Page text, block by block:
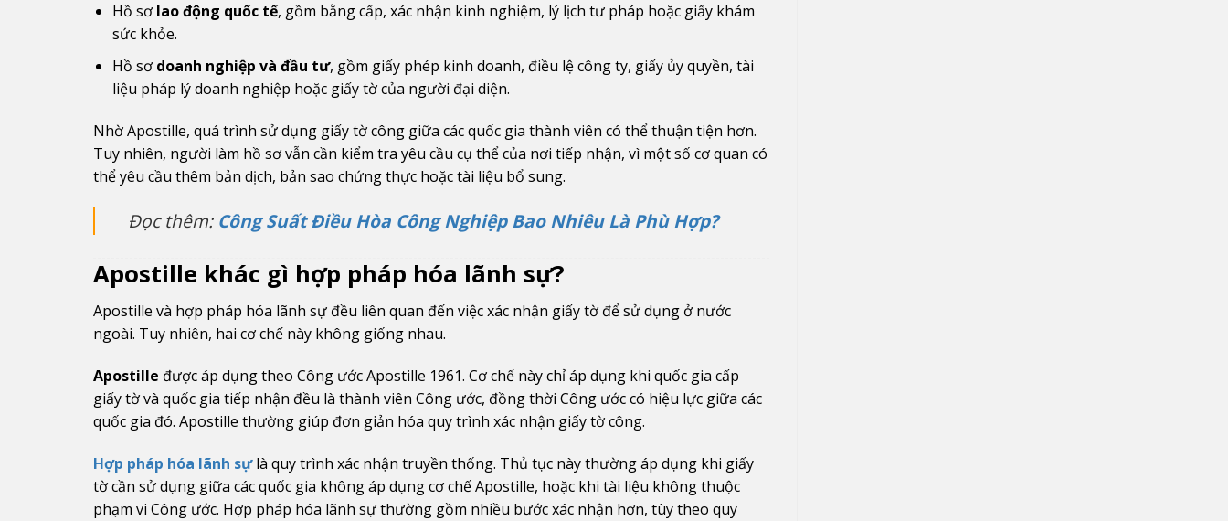
Hồ sơ lao động quốc tế, gồm bằng cấp, xác nhận kinh nghiệm, lý lịch tư pháp hoặc giấy khám
sức khỏe.
Hồ sơ doanh nghiệp và đầu tư, gồm giấy phép kinh doanh, điều lệ công ty, giấy ủy quyền, tài
liệu pháp lý doanh nghiệp hoặc giấy tờ của người đại diện.
Nhờ Apostille, quá trình sử dụng giấy tờ công giữa các quốc gia thành viên có thể thuận tiện hơn.
Tuy nhiên, người làm hồ sơ vẫn cần kiểm tra yêu cầu cụ thể của nơi tiếp nhận, vì một số cơ quan có
thể yêu cầu thêm bản dịch, bản sao chứng thực hoặc tài liệu bổ sung.
Đọc thêm: Công Suất Điều Hòa Công Nghiệp Bao Nhiêu Là Phù Hợp?
Apostille khác gì hợp pháp hóa lãnh sự?
Apostille và hợp pháp hóa lãnh sự đều liên quan đến việc xác nhận giấy tờ để sử dụng ở nước
ngoài. Tuy nhiên, hai cơ chế này không giống nhau.
Apostille được áp dụng theo Công ước Apostille 1961. Cơ chế này chỉ áp dụng khi quốc gia cấp
giấy tờ và quốc gia tiếp nhận đều là thành viên Công ước, đồng thời Công ước có hiệu lực giữa các
quốc gia đó. Apostille thường giúp đơn giản hóa quy trình xác nhận giấy tờ công.
Hợp pháp hóa lãnh sựlà quy trình xác nhận truyền thống. Thủ tục này thường áp dụng khi giấy
tờ cần sử dụng giữa các quốc gia không áp dụng cơ chế Apostille, hoặc khi tài liệu không thuộc
phạm vi Công ước. Hợp pháp hóa lãnh sự thường gồm nhiều bước xác nhận hơn, tùy theo quy